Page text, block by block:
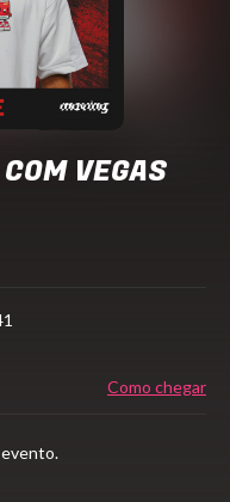
VEGAS
Como chegar